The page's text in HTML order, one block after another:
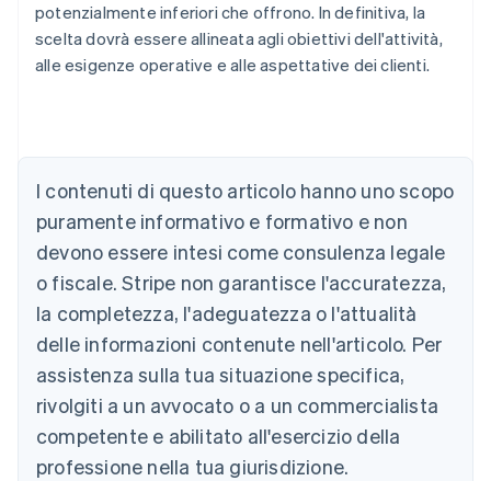
potenzialmente inferiori che offrono. In definitiva, la
scelta dovrà essere allineata agli obiettivi dell'attività,
alle esigenze operative e alle aspettative dei clienti.
I contenuti di questo articolo hanno uno scopo
puramente informativo e formativo e non
devono essere intesi come consulenza legale
o fiscale. Stripe non garantisce l'accuratezza,
la completezza, l'adeguatezza o l'attualità
delle informazioni contenute nell'articolo. Per
assistenza sulla tua situazione specifica,
rivolgiti a un avvocato o a un commercialista
competente e abilitato all'esercizio della
professione nella tua giurisdizione.
English
Austria
Deutsch English
Belgio
NederlandsFrançaisDeutschEnglish
PortuguêsEnglish
Bulgaria
English
Canada
English Français
Cina continentale
Cipro
English